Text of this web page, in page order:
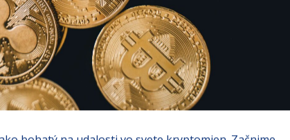
Vyššie sadzby po dlhší čas
Ak by sme mali určiť jedno najviac
sledované číslo vo finančnom svete,
pravdepodobne by to bol...
Aug 21, 2023 · 3 MIN